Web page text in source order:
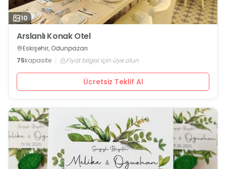
10
Arslanlı Konak Otel
Eskişehir, Odunpazarı
75kapasite Fiyat bilgisi için üye olun
Ücretsiz Teklif Al